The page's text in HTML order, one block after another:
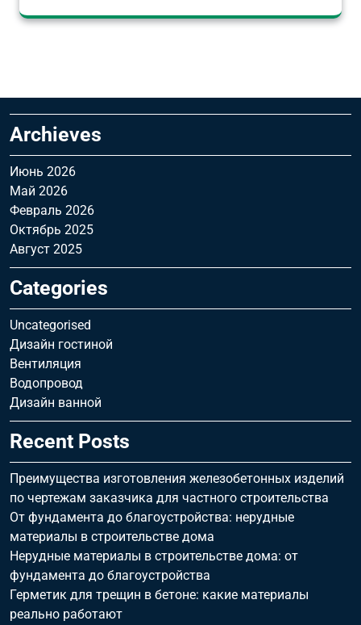
Archieves
Июнь 2026
Май 2026
Февраль 2026
Октябрь 2025
Август 2025
Categories
Uncategorised
Дизайн гостиной
Вентиляция
Водопровод
Дизайн ванной
Recent Posts
Преимущества изготовления железобетонных изделий
по чертежам заказчика для частного строительства
От фундамента до благоустройства: нерудные
материалы в строительстве дома
Нерудные материалы в строительстве дома: от
фундамента до благоустройства
Герметик для трещин в бетоне: какие материалы
реально работают